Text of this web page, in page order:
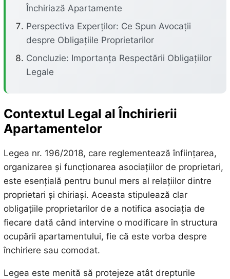
Închiriază Apartamente
Perspectiva Experților: Ce Spun Avocații
despre Obligațiile Proprietarilor
Concluzie: Importanța Respectării Obligațiilor
Legale
Contextul Legal al Închirierii
Apartamentelor
Legea nr. 196/2018, care reglementează înființarea,
organizarea și funcționarea asociațiilor de proprietari,
este esențială pentru bunul mers al relațiilor dintre
proprietari și chiriași. Aceasta stipulează clar
obligațiile proprietarilor de a notifica asociația de
fiecare dată când intervine o modificare în structura
ocupării apartamentului, fie că este vorba despre
închiriere sau comodat.
Legea este menită să protejeze atât drepturile